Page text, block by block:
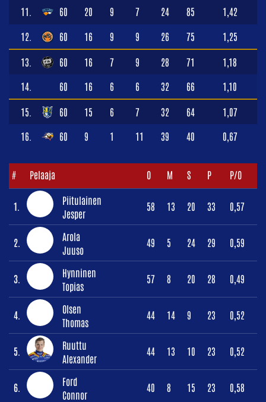
11. 60 20 9 7 24 85 1,42
12. 60 16 9 9 26 75 1,25
13. 60 16 7 9 28 71 1,18
14. 60 16 6 6 32 66 1,10
15. 60 15 6 7 32 64 1,07
16. 60 9 1 11 39 40 0,67
# Pelaaja O M S P P/O
1.
Piitulainen
Jesper
58 13 20 33 0,57
2.
Arola
Juuso
49 5 24 29 0,59
3.
Hynninen
Topias
57 8 20 28 0,49
4.
Olsen
Thomas
44 14 9 23 0,52
5.
Ruuttu
Alexander
44 13 10 23 0,52
6.
Ford
Connor
40 8 15 23 0,58